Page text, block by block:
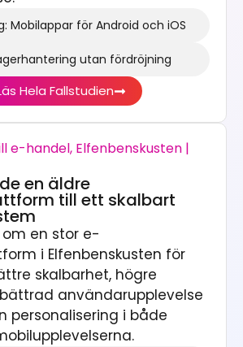
Mobilappar för Android och iOS
utan fördröjning
Hela Fallstudien
e-handel, Elfenbenskusten |
en äldre
till ett skalbart
en stor e-
i Elfenbenskusten för
skalbarhet, högre
användarupplevelse
personalisering i både